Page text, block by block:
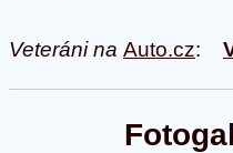
Veteráni na Auto.cz: